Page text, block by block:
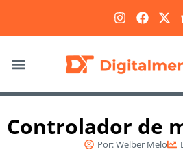
Controlador de
Por:Welber Melo